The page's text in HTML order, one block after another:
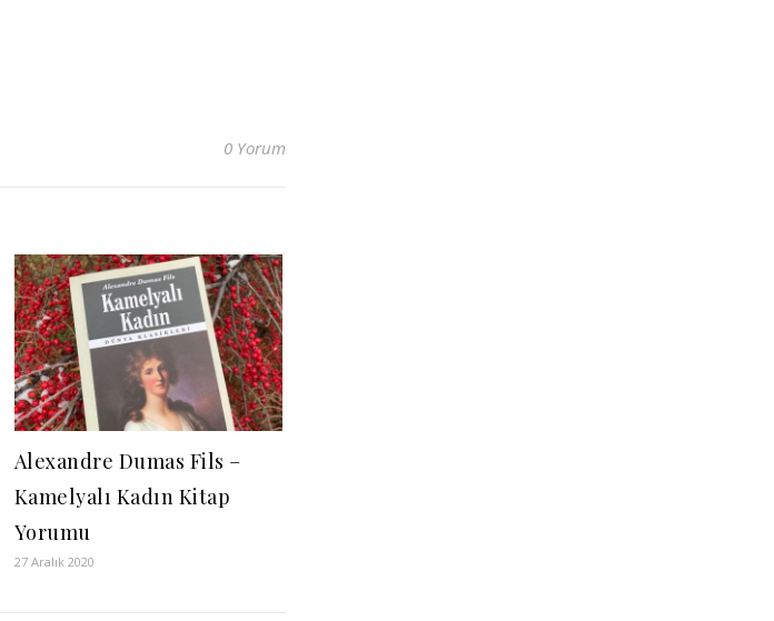
0 Yorum
Alexandre Dumas Fils –
Kamelyalı Kadın Kitap
Yorumu
27 Aralık 2020